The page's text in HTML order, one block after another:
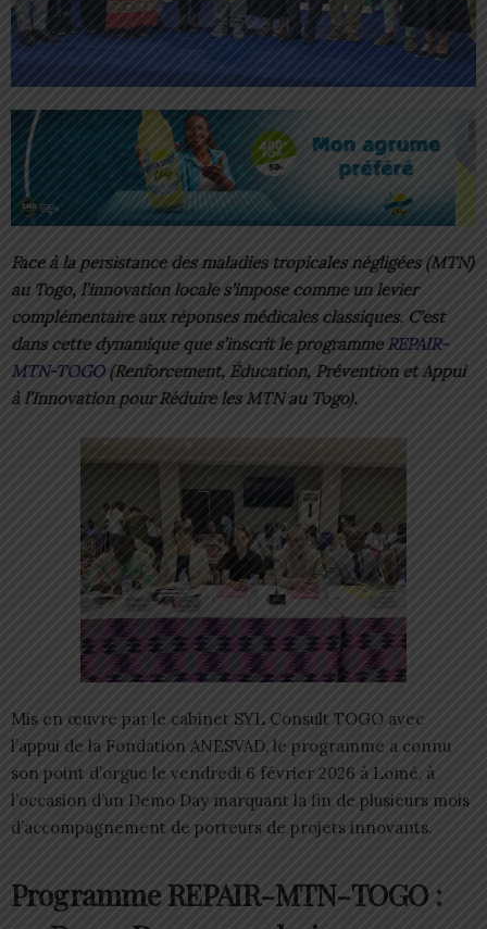
Face à la persistance des maladies tropicales négligées (MTN)
au Togo, l’innovation locale s’impose comme un levier
complémentaire aux réponses médicales classiques. C’est
dans cette dynamique que s’inscrit le programmeREPAIR-
MTN-TOGO(Renforcement, Éducation, Prévention et Appui
à l’Innovation pour Réduire les MTN au Togo).
Mis en œuvre par le cabinet SYL Consult TOGO avec
l’appui de la Fondation ANESVAD, le programme a connu
son point d’orgue le vendredi 6 février 2026 à Lomé, à
l’occasion d’un Demo Day marquant la fin de plusieurs mois
d’accompagnement de porteurs de projets innovants.
Programme REPAIR-MTN-TOGO :